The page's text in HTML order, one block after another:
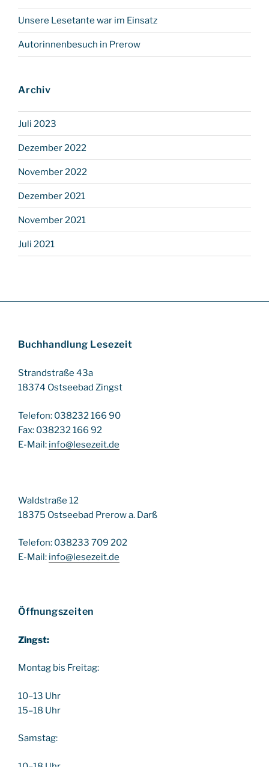
Unsere Lesetante war im Einsatz
Autorinnenbesuch in Prerow
Archiv
Juli 2023
Dezember 2022
November 2022
Dezember 2021
November 2021
Juli 2021
Buchhandlung Lesezeit
Strandstraße 43a
18374 Ostseebad Zingst
Telefon: 038232 166 90
Fax: 038232 166 92
E-Mail: info@lesezeit.de
Waldstraße 12
18375 Ostseebad Prerow a. Darß
Telefon: 038233 709 202
E-Mail: info@lesezeit.de
Öffnungszeiten
Zingst:
Montag bis Freitag:
10–13 Uhr
15–18 Uhr
Samstag: